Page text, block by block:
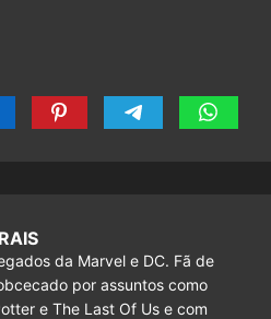
da Marvel e DC. Fã de
por assuntos como
e The Last Of Us e com